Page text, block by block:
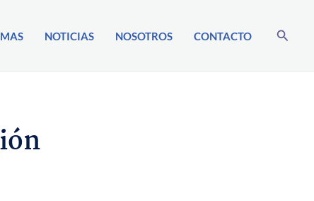
NOTICIAS NOSOTROS CONTACTO Buscar